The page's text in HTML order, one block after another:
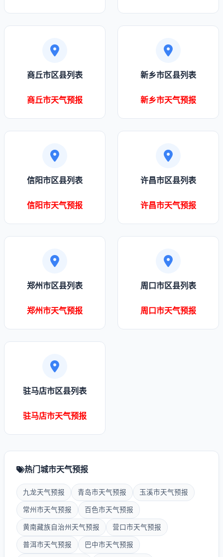
商丘市区县列表
商丘市天气预报
新乡市区县列表
新乡市天气预报
信阳市区县列表
信阳市天气预报
许昌市区县列表
许昌市天气预报
郑州市区县列表
郑州市天气预报
周口市区县列表
周口市天气预报
驻马店市区县列表
驻马店市天气预报
热门城市天气预报
九龙天气预报 青岛市天气预报 玉溪市天气预报
常州市天气预报 百色市天气预报
黄南藏族自治州天气预报 营口市天气预报
普洱市天气预报 巴中市天气预报